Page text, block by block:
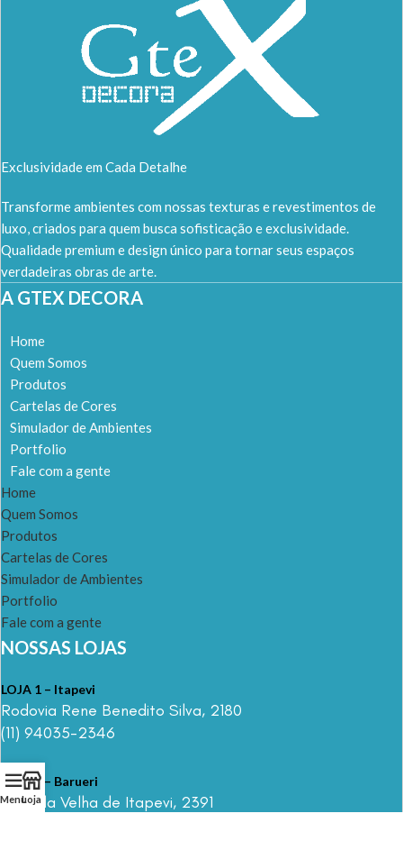
Exclusividade em Cada Detalhe
Transforme ambientes com nossas texturas e revestimentos de
luxo, criados para quem busca sofisticação e exclusividade.
Qualidade premium e design único para tornar seus espaços
verdadeiras obras de arte.
A GTEX DECORA
Home
Quem Somos
Produtos
Cartelas de Cores
Simulador de Ambientes
Portfolio
Fale com a gente
Home
Quem Somos
Produtos
Cartelas de Cores
Simulador de Ambientes
Portfolio
Fale com a gente
NOSSAS LOJAS
LOJA 1 – Itapevi
Rodovia Rene Benedito Silva, 2180
(11) 94035-2346
LOJA 2 – Barueri
Estrada Velha de Itapevi, 2391
MenuLoja